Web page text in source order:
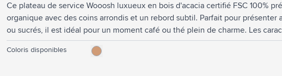
Accessoires boissons
Sacs & Voyage
Cuisiner & Vivre
Produits de soin
Ce plateau de service Wooosh luxueux en bois d'acacia certifié FSC 100%
organique avec des coins arrondis et un rebord subtil. Parfait pour présenter
ou sucrés, il est idéal pour un moment café ou thé plein de charme. Les
comprennent un grain fin, un motif en forme de flamme et des nuances de
combinent pour donner à ce plateau un caractère unique. Traité avec une
Coloris disponibles